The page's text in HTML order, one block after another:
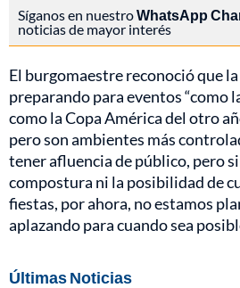
Síganos en nuestroWhatsApp
noticias de mayor interés
El burgomaestre reconoció que
preparando para eventos “como
como la Copa América del otro
pero son ambientes más
tener afluencia de público, pero
compostura ni la posibilidad de
fiestas, por ahora, no estamos
aplazando para cuando sea
Últimas Noticias